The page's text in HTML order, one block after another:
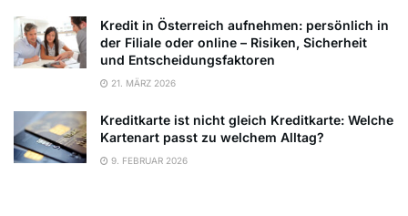
Kredit in Österreich aufnehmen: persönlich in
der Filiale oder online – Risiken, Sicherheit
und Entscheidungsfaktoren
21. MÄRZ 2026
Kreditkarte ist nicht gleich Kreditkarte: Welche
Kartenart passt zu welchem Alltag?
9. FEBRUAR 2026